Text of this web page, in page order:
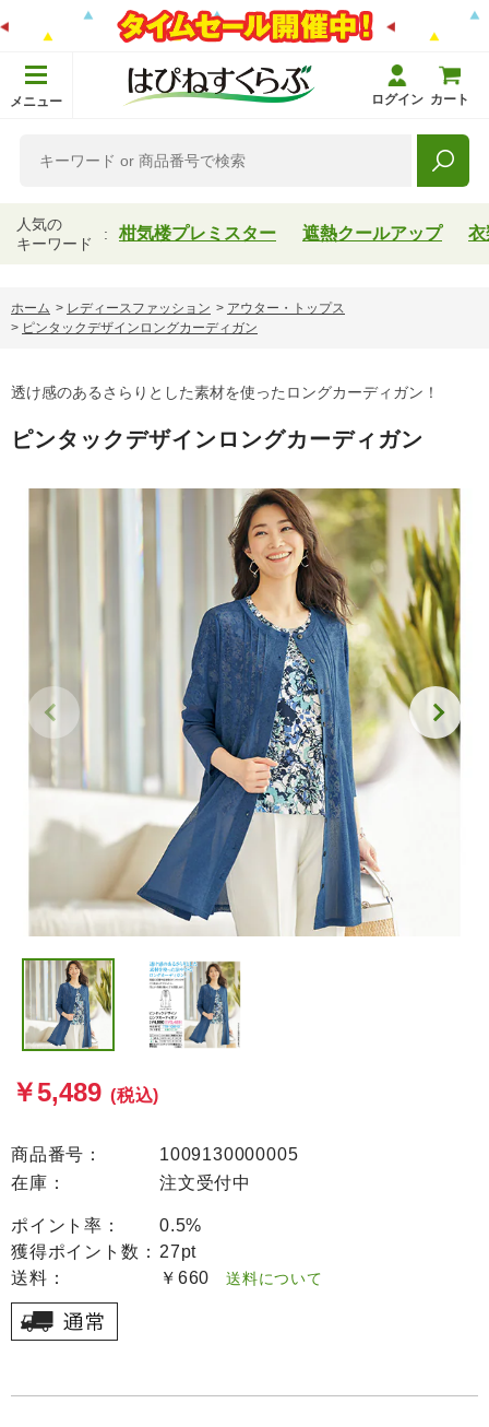
メニュー ログイン カート
人気の
キーワード
柑気楼プレミスター 遮熱クールアップ 衣
ホーム > レディースファッション > アウター・トップス
> ピンタックデザインロングカーディガン
透け感のあるさらりとした素材を使ったロングカーディガン！
ピンタックデザインロングカーディガン
￥5,489 (税込)
商品番号：
1009130000005
在庫：
注文受付中
ポイント率：
0.5%
獲得ポイント数： 27pt
送料：
￥660 送料について